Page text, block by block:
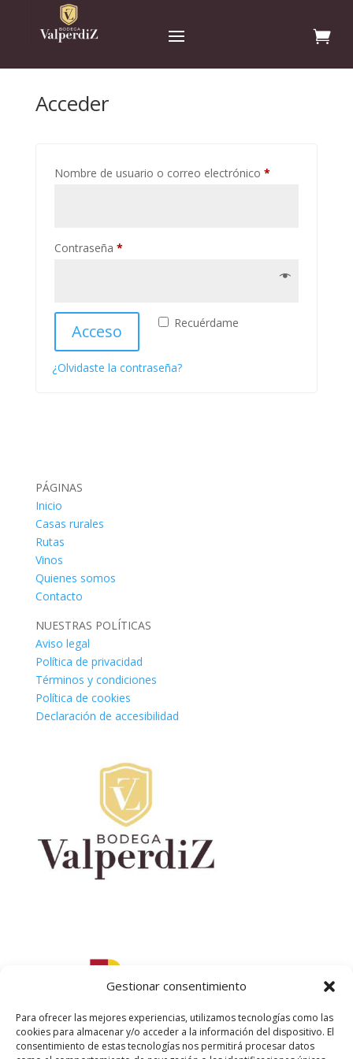
Gestionar consentimiento
Para ofrecer las mejores experiencias, utilizamos tecnologías como las
cookies para almacenar y/o acceder a la información del dispositivo. El
consentimiento de estas tecnologías nos permitirá procesar datos
Acceder
Nombre de usuario o correo electrónico *Obligatorio
Contraseña *Obligatorio
Recuérdame
Acceso
¿Olvidaste la contraseña?
PÁGINAS
Inicio
Casas rurales
Rutas
Vinos
Quienes somos
Contacto
NUESTRAS POLÍTICAS
Aviso legal
Política de privacidad
Términos y condiciones
Política de cookies
Declaración de accesibilidad